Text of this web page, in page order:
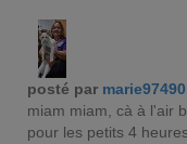
posté par marie97490
miam miam, cà à l'air
pour les petits 4